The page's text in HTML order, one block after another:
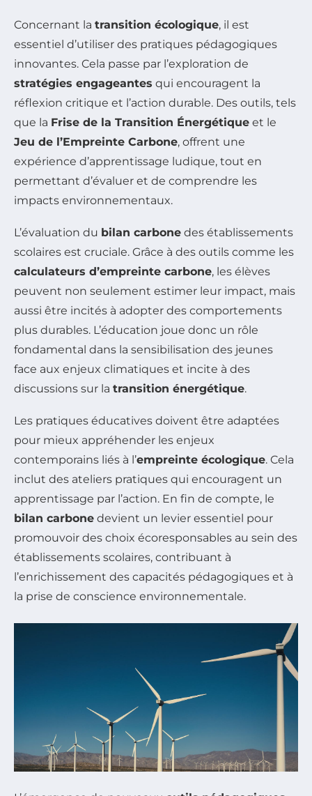
Concernant la transition écologique, il est
essentiel d’utiliser des pratiques pédagogiques
innovantes. Cela passe par l’exploration de
stratégies engageantes qui encouragent la
réflexion critique et l’action durable. Des outils, tels
que la Frise de la Transition Énergétique et le
Jeu de l’Empreinte Carbone, offrent une
expérience d’apprentissage ludique, tout en
permettant d’évaluer et de comprendre les
impacts environnementaux.
L’évaluation du bilan carbone des établissements
scolaires est cruciale. Grâce à des outils comme les
calculateurs d’empreinte carbone, les élèves
peuvent non seulement estimer leur impact, mais
aussi être incités à adopter des comportements
plus durables. L’éducation joue donc un rôle
fondamental dans la sensibilisation des jeunes
face aux enjeux climatiques et incite à des
discussions sur la transition énergétique.
Les pratiques éducatives doivent être adaptées
pour mieux appréhender les enjeux
contemporains liés à l’empreinte écologique. Cela
inclut des ateliers pratiques qui encouragent un
apprentissage par l’action. En fin de compte, le
bilan carbone devient un levier essentiel pour
promouvoir des choix écoresponsables au sein des
établissements scolaires, contribuant à
l’enrichissement des capacités pédagogiques et à
la prise de conscience environnementale.